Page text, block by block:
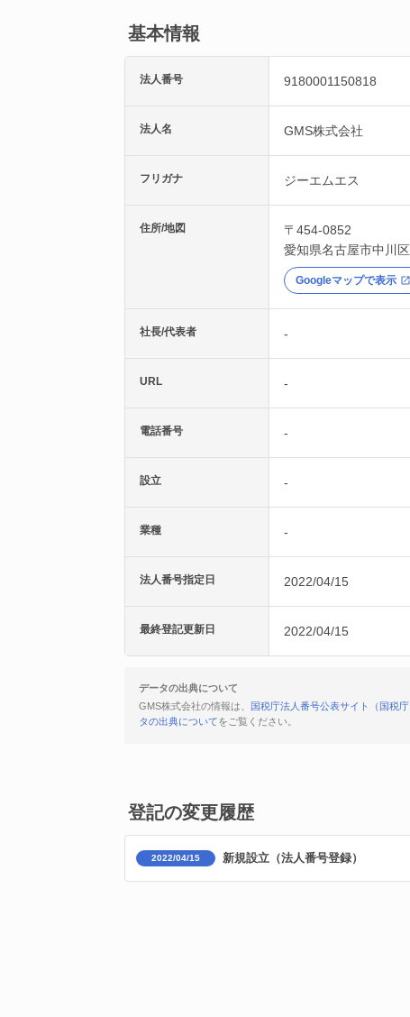
基本情報
法人番号 9180001150818
法人名 GMS株式会社
フリガナ ジーエムエス
住所/地図
〒454-0852
愛知県名古屋市中川区
Googleマップで表示
社長/代表者 -
URL -
電話番号 -
設立 -
業種 -
法人番号指定日 2022/04/15
最終登記更新日 2022/04/15
データの出典について
GMS株式会社の情報は、
国税庁法人番号公表サイト（国税庁
タの出典についてをご覧ください。
登記の変更履歴
2022/04/15 新規設立（法人番号登録）